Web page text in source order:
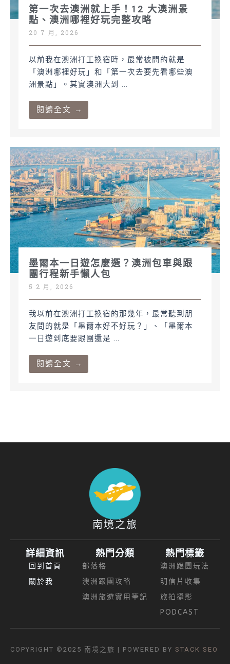
第一次去澳洲就上手！12 大澳洲景
點、澳洲哪裡好玩完整攻略
20 7 月, 2026
以前我在澳洲打工換宿時，最常被問的就是
「澳洲哪裡好玩」和「第一次去要先看哪些澳
洲景點」。其實澳洲大到 ...
閱讀全文 →
墨爾本一日遊怎麼選？澳洲包車與跟
團行程新手懶人包
5 2 月, 2026
我以前在澳洲打工換宿的那幾年，最常聽到朋
友問的就是「墨爾本好不好玩？」、「墨爾本
一日遊到底要跟團還是 ...
閱讀全文 →
南境之旅
詳細資訊
回到首頁
關於我
熱門分類
部落格
澳洲跟團攻略
澳洲旅遊實用筆記
熱門標籤
澳洲跟團玩法
明信片收集
旅拍攝影
PODCAST
COPYRIGHT ©2025 南境之旅 | POWERED BY STACK SEO